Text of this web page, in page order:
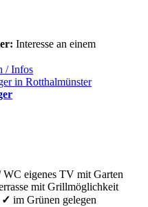
Interesse an einem
/Infos
WC eigenes TV mit Garten
mit Grillmöglichkeit
✓ im Grünen gelegen